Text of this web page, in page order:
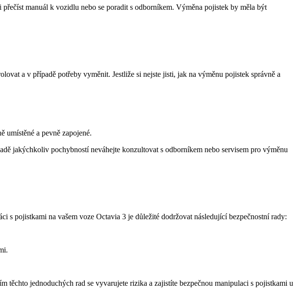
manuál k vozidlu nebo se poradit s odborníkem. Výměna pojistek by měla být
a v případě potřeby vyměnit. Jestliže si nejste jisti, jak na výměnu pojistek správně a
umístěné a pevně zapojené.
jakýchkoliv pochybností neváhejte konzultovat s odborníkem nebo servisem pro výměnu
s pojistkami na vašem voze Octavia 3 je důležité dodržovat následující bezpečnostní rady:
těchto jednoduchých rad se vyvarujete rizika a zajistíte bezpečnou manipulaci s pojistkami u